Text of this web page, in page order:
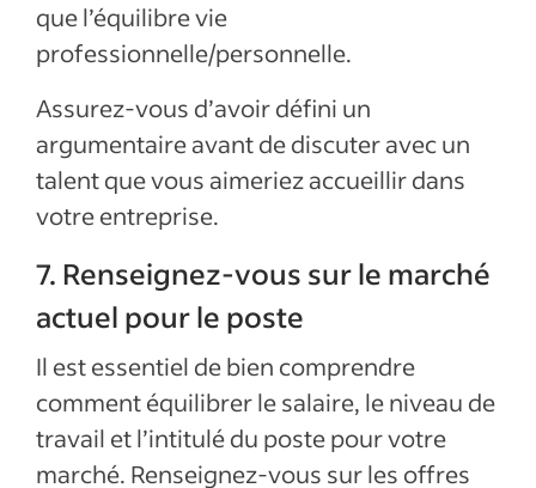
que l’équilibre vie
professionnelle/personnelle.
Assurez-vous d’avoir défini un
argumentaire avant de discuter avec un
talent que vous aimeriez accueillir dans
votre entreprise.
7. Renseignez-vous sur le marché
actuel pour le poste
Il est essentiel de bien comprendre
comment équilibrer le salaire, le niveau de
travail et l’intitulé du poste pour votre
marché. Renseignez-vous sur les offres